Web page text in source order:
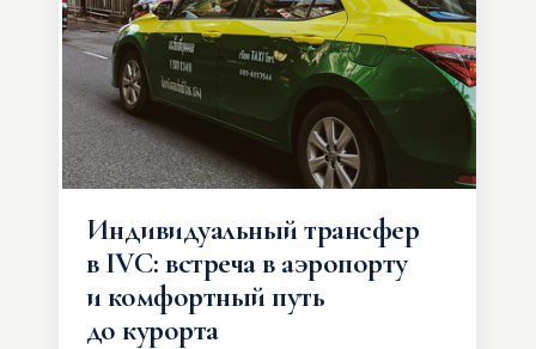
Индивидуальный трансфер
в IVC: встреча в аэропорту
и комфортный путь
до курорта